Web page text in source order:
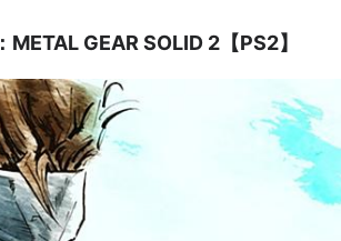
件) を見る
METAL GEAR SOLID 2【PS2】